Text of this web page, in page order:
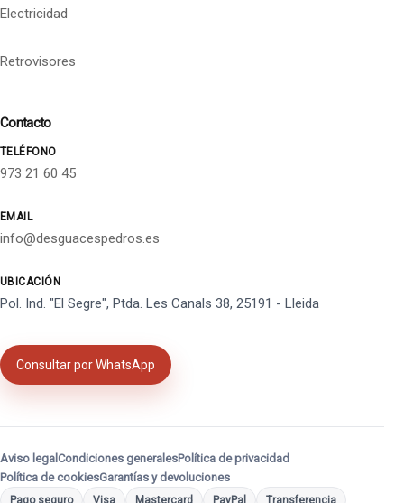
Electricidad
Retrovisores
Contacto
TELÉFONO
973 21 60 45
EMAIL
info@desguacespedros.es
UBICACIÓN
Pol. Ind. "El Segre", Ptda. Les Canals 38, 25191 - Lleida
Consultar por WhatsApp
Aviso legal Condiciones generalesPolítica de privacidad
Política de cookiesGarantías y devoluciones
Pago seguro Visa Mastercard PayPal Transferencia